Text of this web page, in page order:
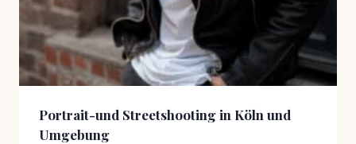
Portrait-und Streetshooting in Köln und
Umgebung